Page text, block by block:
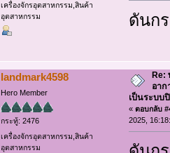
เครื่องจักรอุตสาหกรรม,สินค้า
อุตสาหกรรม
ดันก
landmark4598
Hero Member
กระทู้: 2476
เครื่องจักรอุตสาหกรรม,สินค้า
อุตสาหกรรม
Re:
อา
เป็นระบบ
«ตอบกลับ
2025,